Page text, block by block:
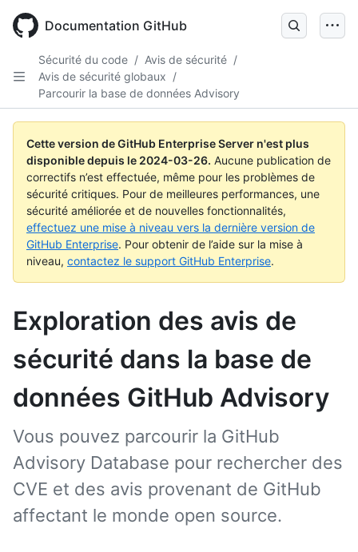
main
Documentation GitHub
Sécurité du code / Avis de sécurité /
Avis de sécurité globaux /
Parcourir la base de données Advisory
Cette version de GitHub Enterprise Server n'est plus
disponible depuis le 2024-03-26. Aucune publication de
correctifs n’est effectuée, même pour les problèmes de
sécurité critiques. Pour de meilleures performances, une
sécurité améliorée et de nouvelles fonctionnalités,
effectuez une mise à niveau vers la dernière version de
GitHub Enterprise. Pour obtenir de l’aide sur la mise à
niveau, contactez le support GitHub Enterprise.
Exploration des avis de
sécurité dans la base de
données GitHub Advisory
Vous pouvez parcourir la GitHub
Advisory Database pour rechercher des
CVE et des avis provenant de GitHub
affectant le monde open source.